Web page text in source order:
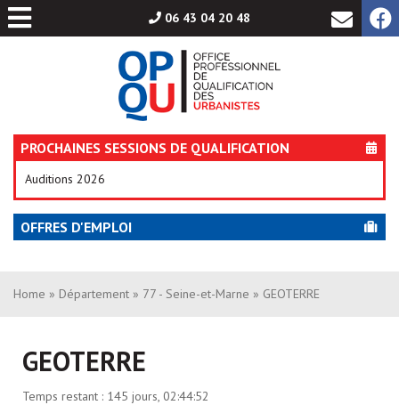
06 43 04 20 48
PROCHAINES SESSIONS DE QUALIFICATION
Auditions 2026
OFFRES D'EMPLOI
Aller
au
Home » Département » 77 - Seine-et-Marne » GEOTERRE
GEOTERRE
Temps restant : 145 jours, 02:44:52